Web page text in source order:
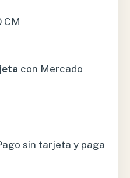
CM
con Mercado
sin tarjeta y paga